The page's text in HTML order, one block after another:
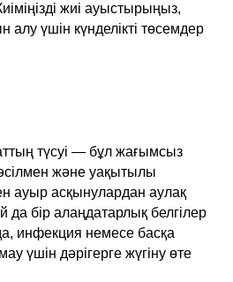
жиі ауыстырыңыз,
үшін күнделікті төсемдер
түсуі — бұл жағымсыз
және уақытылы
ауыр асқынулардан аулақ
да бір алаңдатарлық белгілер
инфекция немесе басқа
үшін дәрігерге жүгіну өте